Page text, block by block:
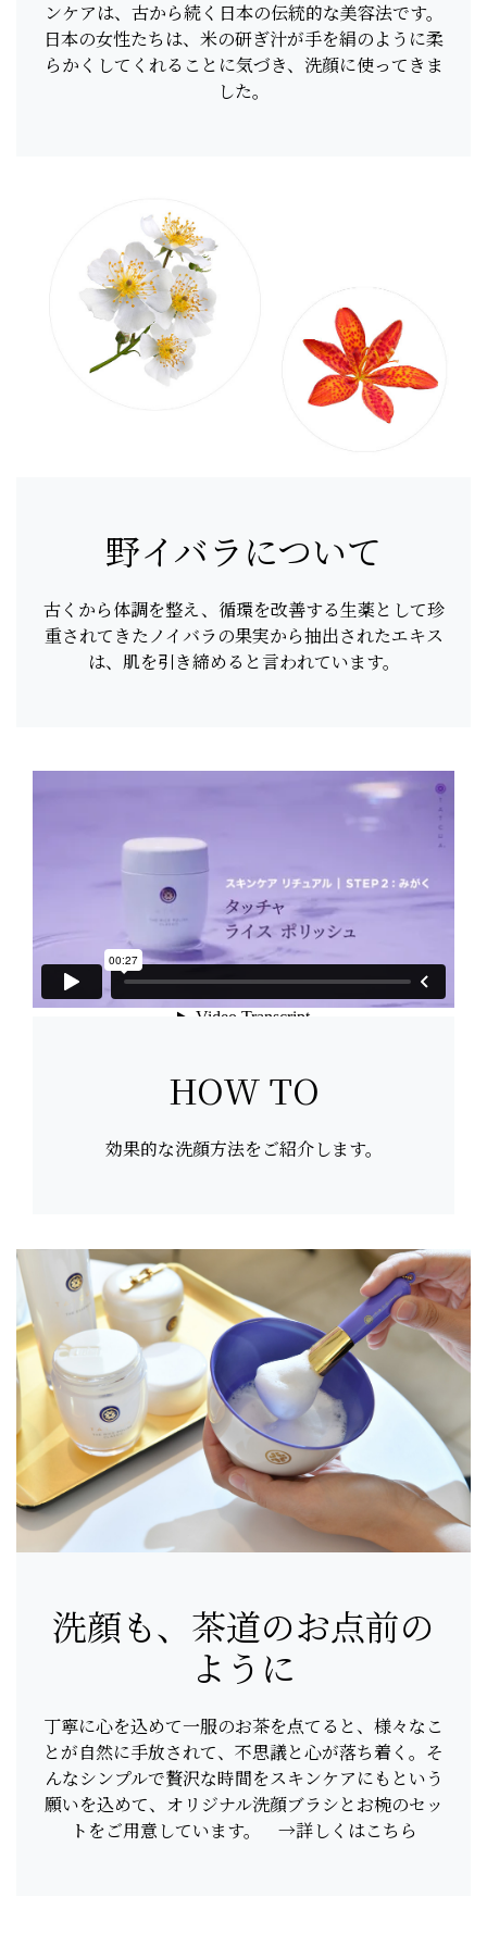
ンケアは、古から続く日本の伝統的な美容法です。
日本の女性たちは、米の研ぎ汁が手を絹のように柔
らかくしてくれることに気づき、洗顔に使ってきま
した。
野イバラについて
古くから体調を整え、循環を改善する生薬として珍
重されてきたノイバラの果実から抽出されたエキス
は、肌を引き締めると言われています。
HOW TO
効果的な洗顔方法をご紹介します。
洗顔も、茶道のお点前の
ように
丁寧に心を込めて一服のお茶を点てると、様々なこ
とが自然に手放されて、不思議と心が落ち着く。そ
んなシンプルで贅沢な時間をスキンケアにもという
願いを込めて、オリジナル洗顔ブラシとお椀のセッ
トをご用意しています。 →詳しくはこちら